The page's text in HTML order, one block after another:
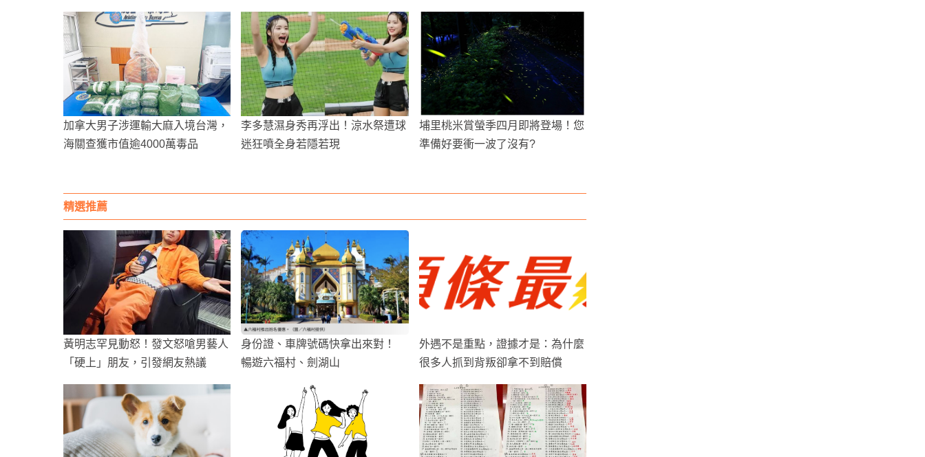
加拿大男子涉運輸大麻入境台灣，
海關查獲市值逾4000萬毒品
李多慧濕身秀再浮出！涼水祭遭球
迷狂噴全身若隱若現
埔里桃米賞螢季四月即將登場！您
準備好要衝一波了沒有?
精選推薦
黃明志罕見動怒！發文怒嗆男藝人
「硬上」朋友，引發網友熱議
身份證、車牌號碼快拿出來對！
暢遊六福村、劍湖山
外遇不是重點，證據才是：為什麼
很多人抓到背叛卻拿不到賠償